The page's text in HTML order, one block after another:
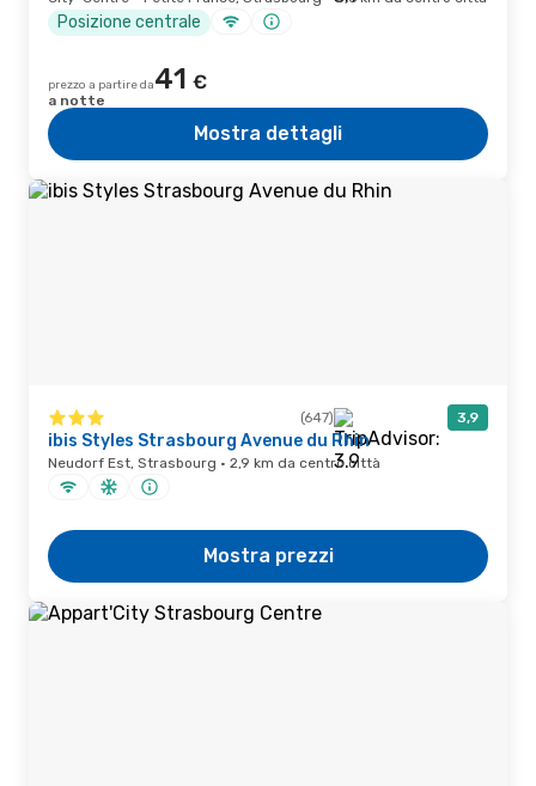
Posizione centrale
prezzo a partire da41 €
a notte
Mostra dettagli
(647) 3,9
ibis Styles Strasbourg Avenue du Rhin
Neudorf Est, Strasbourg · 2,9 km da centro città
Mostra prezzi